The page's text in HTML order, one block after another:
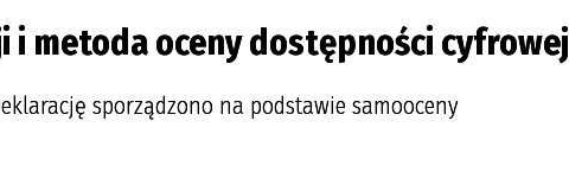
i metoda oceny dostępności cyfrowej
sporządzono na podstawie samooceny